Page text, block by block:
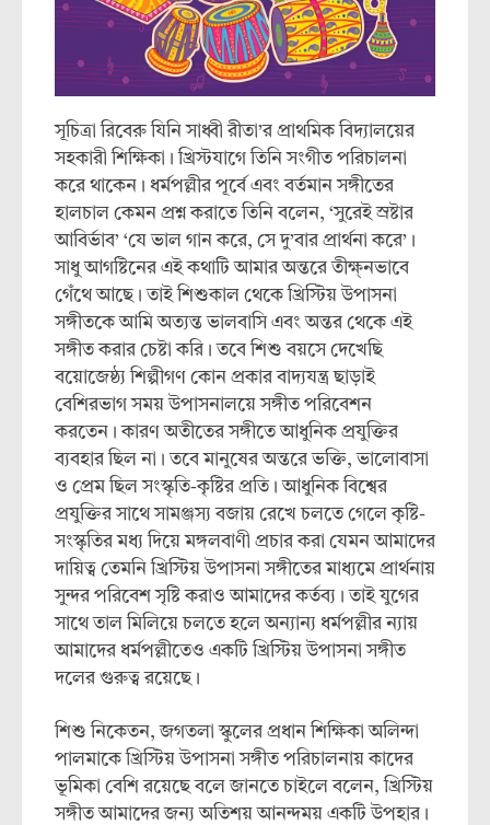
সূচিত্রা রিবেরু যিনি সাধ্বী রীতা’র প্রাথমিক বিদ্যালয়ের
সহকারী শিক্ষিকা। খ্রিস্টযাগে তিনি সংগীত পরিচালনা
করে থাকেন। ধর্মপল্লীর পূর্বে এবং বর্তমান সঙ্গীতের
হালচাল কেমন প্রশ্ন করাতে তিনি বলেন, ‘সুরেই স্রষ্টার
আবির্ভাব’ ‘যে ভাল গান করে, সে দু’বার প্রার্থনা করে’।
সাধু আগষ্টিনের এই কথাটি আমার অন্তরে তীক্ষ্নভাবে
গেঁথে আছে। তাই শিশুকাল থেকে খ্রিস্টিয় উপাসনা
সঙ্গীতকে আমি অত্যন্ত ভালবাসি এবং অন্তর থেকে এই
সঙ্গীত করার চেষ্টা করি। তবে শিশু বয়সে দেখেছি
বয়োজেষ্ঠ্য শিল্পীগণ কোন প্রকার বাদ্যযন্ত্র ছাড়াই
বেশিরভাগ সময় উপাসনালয়ে সঙ্গীত পরিবেশন
করতেন। কারণ অতীতের সঙ্গীতে আধুনিক প্রযুক্তির
ব্যবহার ছিল না। তবে মানুষের অন্তরে ভক্তি, ভালোবাসা
ও প্রেম ছিল সংস্কৃতি-কৃষ্টির প্রতি। আধুনিক বিশ্বের
প্রযুক্তির সাথে সামঞ্জস্য বজায় রেখে চলতে গেলে কৃষ্টি-
সংস্কৃতির মধ্য দিয়ে মঙ্গলবাণী প্রচার করা যেমন আমাদের
দায়িত্ব তেমনি খ্রিস্টিয় উপাসনা সঙ্গীতের মাধ্যমে প্রার্থনায়
সুন্দর পরিবেশ সৃষ্টি করাও আমাদের কর্তব্য। তাই যুগের
সাথে তাল মিলিয়ে চলতে হলে অন্যান্য ধর্মপল্লীর ন্যায়
আমাদের ধর্মপল্লীতেও একটি খ্রিস্টিয় উপাসনা সঙ্গীত
দলের গুরুত্ব রয়েছে।
শিশু নিকেতন, জগতলা স্কুলের প্রধান শিক্ষিকা অলিন্দা
পালমাকে খ্রিস্টিয় উপাসনা সঙ্গীত পরিচালনায় কাদের
ভূমিকা বেশি রয়েছে বলে জানতে চাইলে বলেন, খ্রিস্টিয়
সঙ্গীত আমাদের জন্য অতিশয় আনন্দময় একটি উপহার।